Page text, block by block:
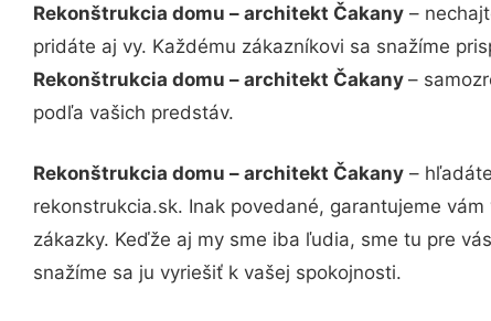
Rekonštrukcia domu – architekt Čakany –
pridáte aj vy. Každému zákazníkovi sa snažíme
Rekonštrukcia domu – architekt Čakany –
podľa vašich predstáv.
Rekonštrukcia domu – architekt Čakany –
rekonstrukcia.sk. Inak povedané, garantujeme
zákazky. Keďže aj my sme iba ľudia, sme tu pre
snažíme sa ju vyriešiť k vašej spokojnosti.